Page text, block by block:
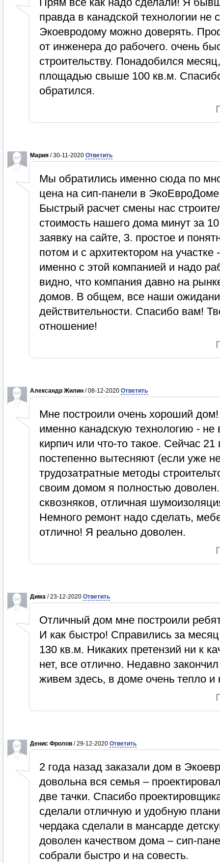
правда в канадской технологии
Экоевродому можно доверять.
от инженера до рабочего. очень
строительству. Понадобился
площадью свыше 100 кв.м.
обратился.
Мария / 30-11-2020 Ответить
Мы обратились именно сюда по
цена на сип-панели в
Быстрый расчет смены нас
стоимость нашего дома минут за
заявку на сайте, 3. простое и
потом и с архитектором на
именно с этой компанией и надо
видно, что компания давно на
домов. В общем, все наши
действительности. Спасибо вам!
отношение!
Александр Жилин / 08-12-2020 Ответить
Мне построили очень хороший
именно канадскую технологию - не
кирпич или что-то такое. Сейчас
постепенно вытесняют (если уже
трудозатратные методы
своим домом я полностью
сквозняков, отличная
Немного ремонт надо сделать,
отлично! Я реально доволен.
Дима / 23-12-2020 Ответить
Отличный дом мне построили
И как быстро! Справились за
130 кв.м. Никаких претензий ни к
нет, все отлично. Недавно
живем здесь, в доме очень тепло и
Денис Фролов / 29-12-2020 Ответить
2 года назад заказали дом в
довольна вся семья –
две тачки. Спасибо
сделали отличную и удобную
чердака сделали в мансарде
доволен качеством дома – сип-
собрали быстро и на совесть.